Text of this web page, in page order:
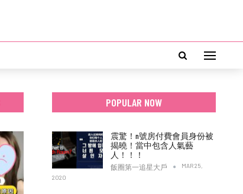
POPULAR NOW
震驚！n號房付費會員身份被
揭曉！當中包含人氣藝
人！！！
飯圈第一追星大戶
MAR 25,
2020